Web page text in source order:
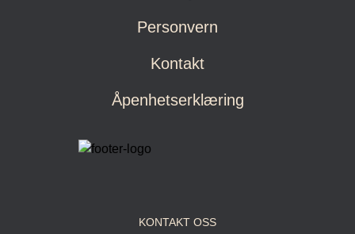
Personvern
Kontakt
Åpenhetserklæring
KONTAKT OSS